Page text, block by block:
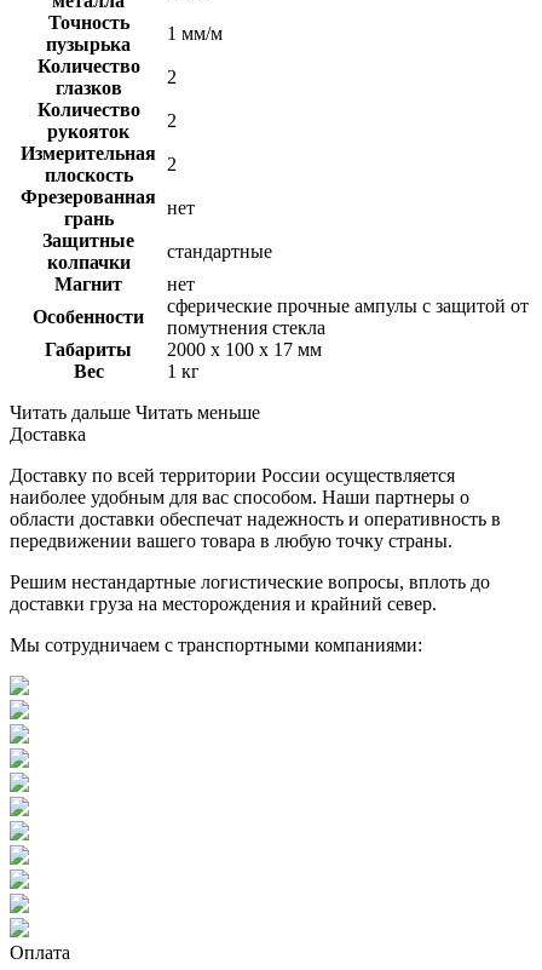
Точность
пузырька
1 мм/м
Количество
глазков
2
Количество
рукояток
2
Измерительная
плоскость
2
Фрезерованная
грань
нет
Защитные
колпачки
стандартные
Магнит
нет
Особенности
сферические прочные ампулы с защитой от
помутнения стекла
Габариты
2000 x 100 x 17 мм
Вес
1 кг
Читать дальше Читать меньше
Доставка
Доставку по всей территории России осуществляется
наиболее удобным для вас способом. Наши партнеры о
области доставки обеспечат надежность и оперативность в
передвижении вашего товара в любую точку страны.
Решим нестандартные логистические вопросы, вплоть до
доставки груза на месторождения и крайний север.
Мы сотрудничаем с транспортными компаниями:
Оплата